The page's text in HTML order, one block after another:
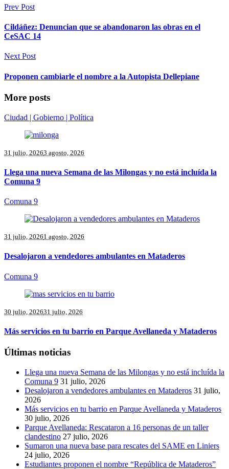
Prev Post
Cildáñez: Denuncian que se abandonaron las obras en el
CeSAC 14
Next Post
Proponen cambiarle el nombre a la Autopista Dellepiane
More posts
Ciudad | Gobierno | Política
31 julio, 20263 agosto, 2026
Llega una nueva Semana de las Milongas y no está incluída la
Comuna 9
Comuna 9
31 julio, 20261 agosto, 2026
Desalojaron a vendedores ambulantes en Mataderos
Comuna 9
30 julio, 202631 julio, 2026
Más servicios en tu barrio en Parque Avellaneda y Mataderos
Últimas noticias
Llega una nueva Semana de las Milongas y no está incluída la
Comuna 9 31 julio, 2026
Desalojaron a vendedores ambulantes en Mataderos 31 julio,
2026
Más servicios en tu barrio en Parque Avellaneda y Mataderos
30 julio, 2026
Parque Avellaneda: Rescataron a 16 personas de un taller
clandestino 27 julio, 2026
Sumaron una nueva base para rescates del SAME en Liniers
24 julio, 2026
Estudiantes proponen el nombre “República de Mataderos”